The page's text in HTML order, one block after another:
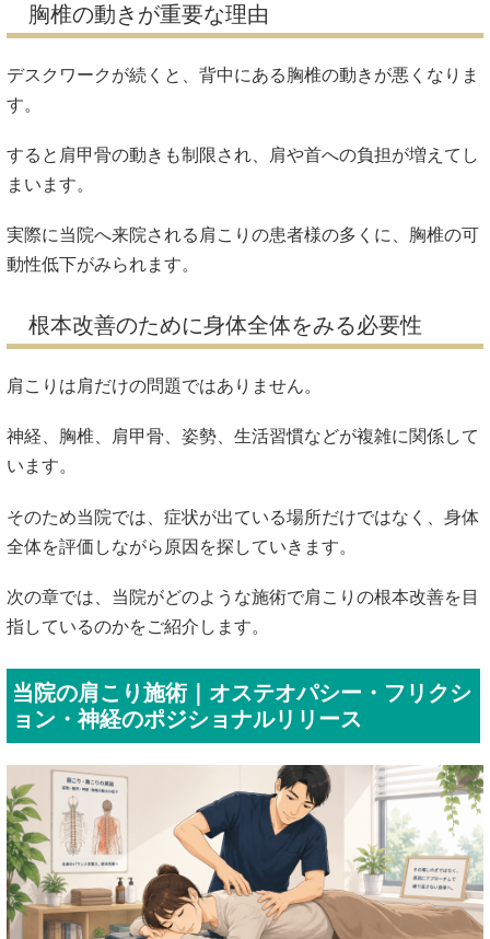
胸椎の動きが重要な理由
デスクワークが続くと、背中にある胸椎の動きが悪くなりま
す。
すると肩甲骨の動きも制限され、肩や首への負担が増えてし
まいます。
実際に当院へ来院される肩こりの患者様の多くに、胸椎の可
動性低下がみられます。
根本改善のために身体全体をみる必要性
肩こりは肩だけの問題ではありません。
神経、胸椎、肩甲骨、姿勢、生活習慣などが複雑に関係して
います。
そのため当院では、症状が出ている場所だけではなく、身体
全体を評価しながら原因を探していきます。
次の章では、当院がどのような施術で肩こりの根本改善を目
指しているのかをご紹介します。
当院の肩こり施術｜オステオパシー・フリクシ
ョン・神経のポジショナルリリース